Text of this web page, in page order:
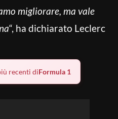
migliorare, ma vale
“, ha dichiarato Leclerc
recenti diFormula 1